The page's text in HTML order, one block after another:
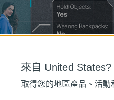
來自 United States?
取得您的地區產品、活動